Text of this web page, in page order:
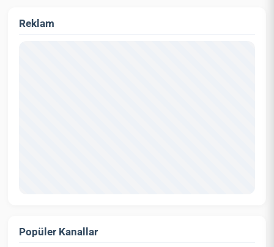
Reklam
Popüler Kanallar